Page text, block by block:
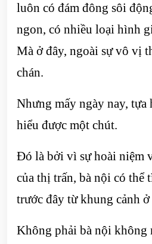
luôn có đám đông sôi
ngon, có nhiều loại hình
Mà ở đây, ngoài sự vô vị
chán.
Nhưng mấy ngày nay, tựa
hiểu được một chút.
Đó là bởi vì sự hoài niệm
của thị trấn, bà nội có thể
trước đây từ khung cảnh
Không phải bà nội không